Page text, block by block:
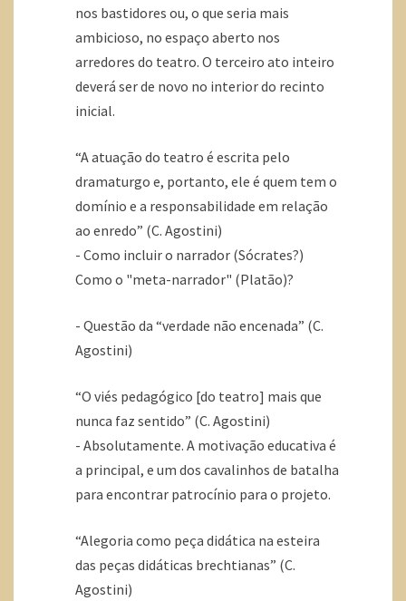
nos bastidores ou, o que seria mais
ambicioso, no espaço aberto nos
arredores do teatro. O terceiro ato inteiro
deverá ser de novo no interior do recinto
inicial.
“A atuação do teatro é escrita pelo
dramaturgo e, portanto, ele é quem tem o
domínio e a responsabilidade em relação
ao enredo” (C. Agostini)
- Como incluir o narrador (Sócrates?)
Como o "meta-narrador" (Platão)?
- Questão da “verdade não encenada” (C.
Agostini)
“O viés pedagógico [do teatro] mais que
nunca faz sentido” (C. Agostini)
- Absolutamente. A motivação educativa é
a principal, e um dos cavalinhos de batalha
para encontrar patrocínio para o projeto.
“Alegoria como peça didática na esteira
das peças didáticas brechtianas” (C.
Agostini)